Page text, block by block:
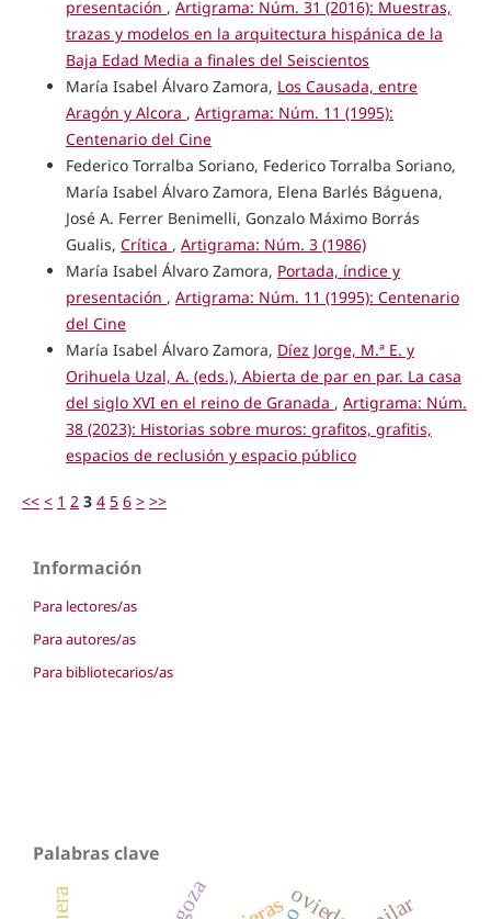
presentación , Artigrama: Núm. 31 (2016): Muestras,
trazas y modelos en la arquitectura hispánica de la
Baja Edad Media a finales del Seiscientos
María Isabel Álvaro Zamora, Los Causada, entre
Aragón y Alcora , Artigrama: Núm. 11 (1995):
Centenario del Cine
Federico Torralba Soriano, Federico Torralba Soriano,
María Isabel Álvaro Zamora, Elena Barlés Báguena,
José A. Ferrer Benimelli, Gonzalo Máximo Borrás
Gualis, Crítica , Artigrama: Núm. 3 (1986)
María Isabel Álvaro Zamora, Portada, índice y
presentación , Artigrama: Núm. 11 (1995): Centenario
del Cine
María Isabel Álvaro Zamora, Díez Jorge, M.ª E. y
Orihuela Uzal, A. (eds.), Abierta de par en par. La casa
del siglo XVI en el reino de Granada , Artigrama: Núm.
38 (2023): Historias sobre muros: grafitos, grafitis,
espacios de reclusión y espacio público
<< < 1 2 3 4 5 6 > >>
Información
Para lectores/as
Para autores/as
Para bibliotecarios/as
Palabras clave